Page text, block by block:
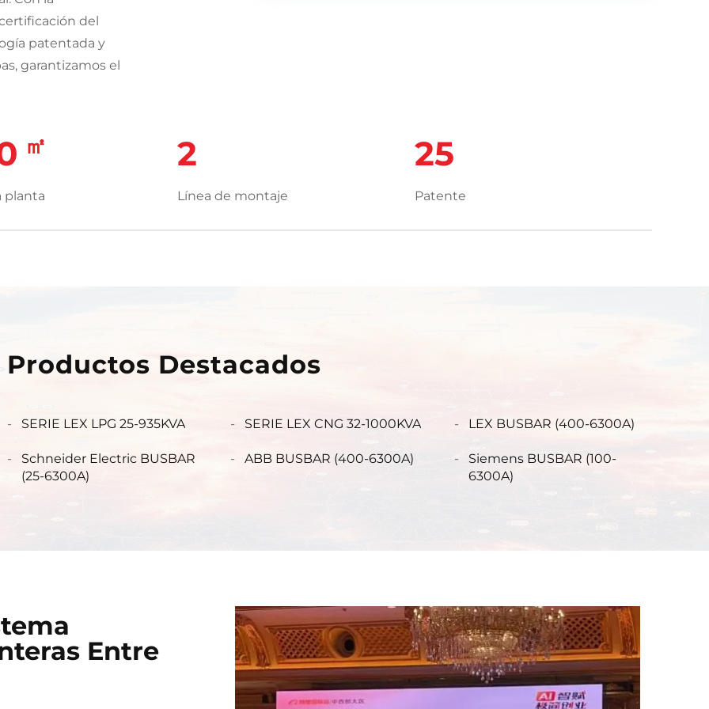
del
patentada y
garantizamos el
ampliamente
sostenibilidad,
global,
e
junto con un
energía ilimitada
ecológicas en todo el mundo.
㎡
planta
2
Línea de montaje
25
Patente
Productos Destacados
SERIE LEX LPG 25-935KVA SERIE LEX CNG 32-1000KVA LEX BUSBAR (400-6300A)
Schneider Electric BUSBAR
(25-6300A)
ABB BUSBAR (400-6300A)
Siemens BUSBAR (100-
6300A)
Entre